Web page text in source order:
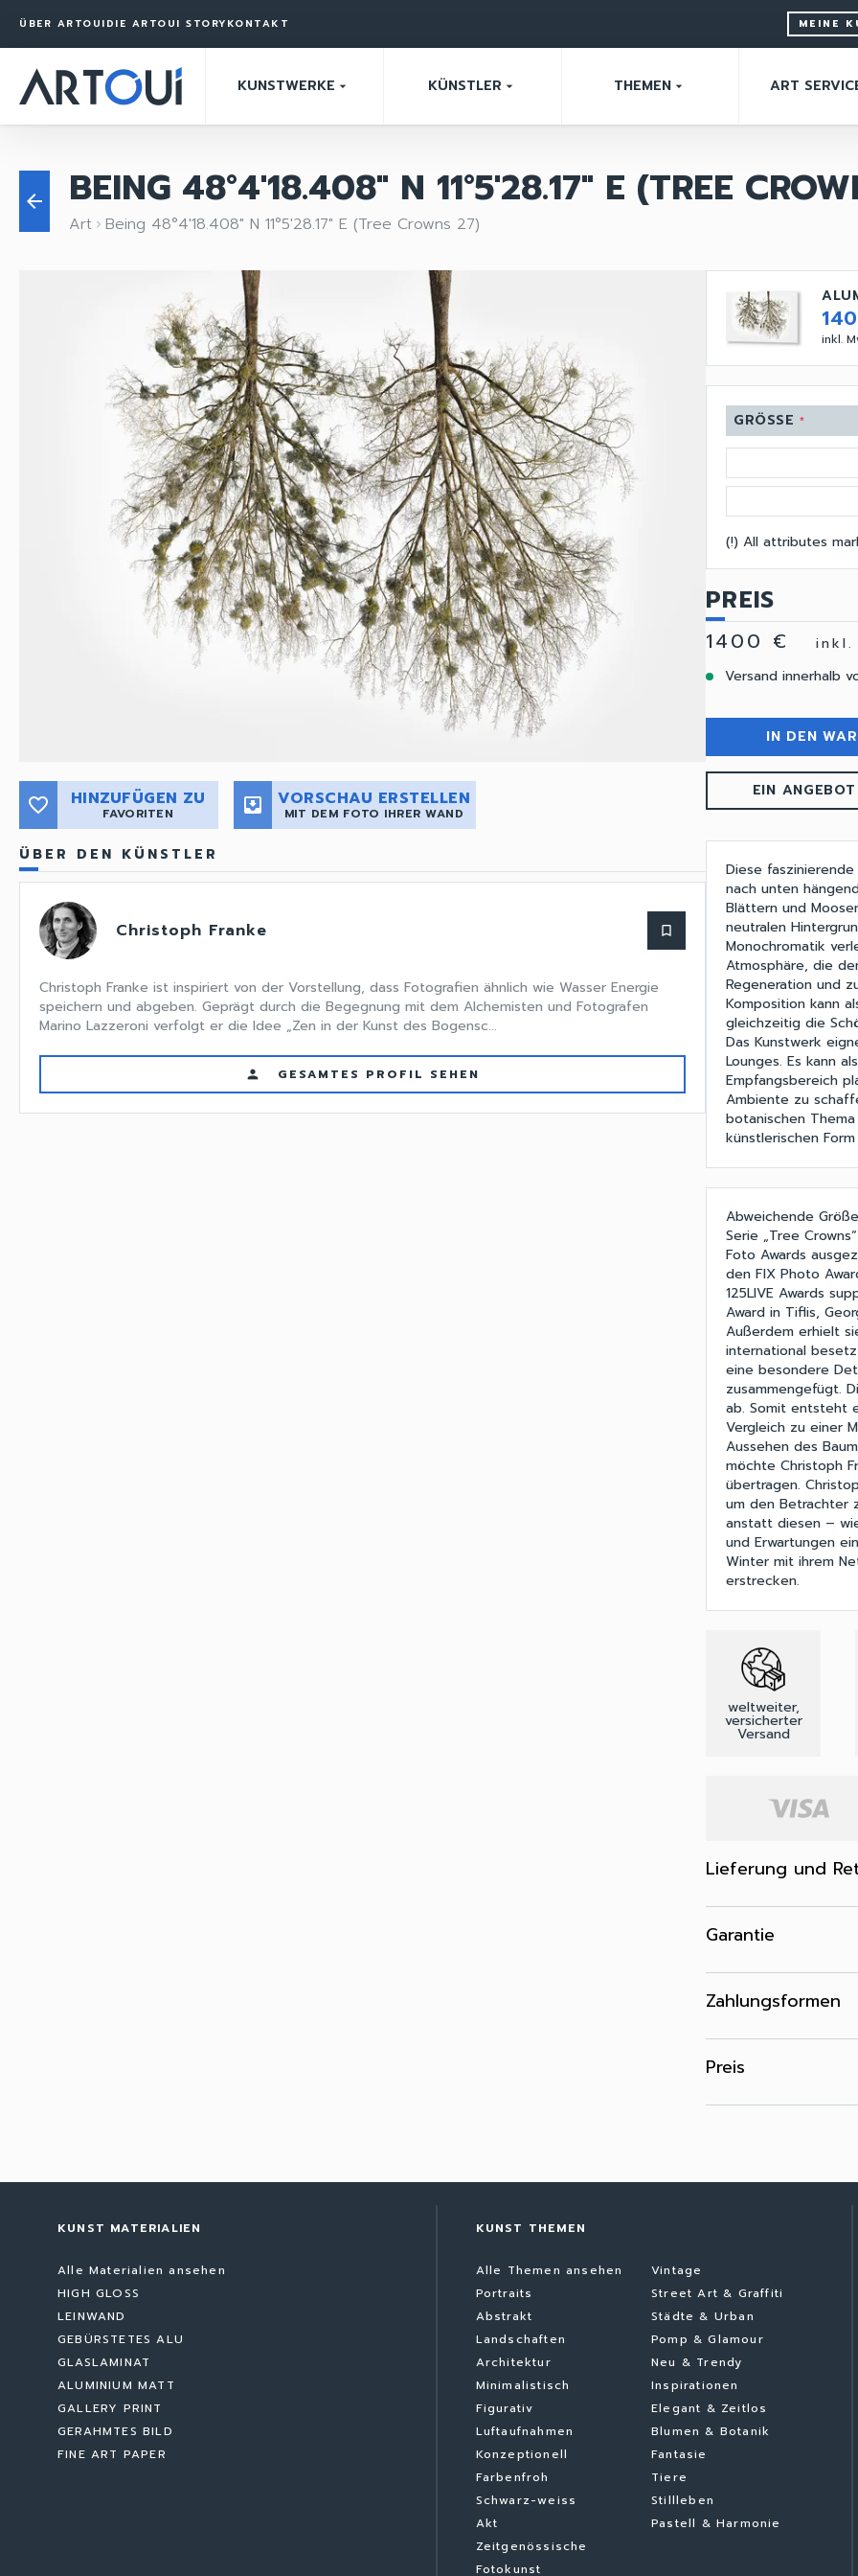
ÜBER ARTOUI DIE ARTOUI STORY KONTAKT MEINE
KUNSTWERKE arrow_drop_down KÜNSTLER arrow_drop_down THEMEN arrow_drop_down ART
arrow_back BEING 48°4'18.408" N 11°5'28.17" E (TREE
Art keyboard_arrow_right Being 48°4'18.408" N 11°5'28.17" E (Tree Crowns 27)
favorite_border HINZUFÜGEN ZU
FAVORITEN move_to_inbox VORSCHAU ERSTELLEN
MIT DEM FOTO IHRER WAND
ÜBER DEN KÜNSTLER
Christoph Franke bookmark_border
Christoph Franke ist inspiriert von der Vorstellung, dass Fotografien ähnlich wie Wasser Energie
speichern und abgeben. Geprägt durch die Begegnung mit dem Alchemisten und Fotografen
Marino Lazzeroni verfolgt er die Idee „Zen in der Kunst des Bogensc...
person GESAMTES PROFIL SEHEN
inkl.
GRÖSSE *
(!) All attributes
PREIS
1400 €
inkl.
Versand innerhalb
IN DEN
EIN
Diese
nach unten
Blättern und
neutralen
Monochromatik
Atmosphäre, die
Regeneration und
Komposition kann
gleichzeitig die
Das Kunstwerk
Lounges. Es kann
Empfangsbereich
Ambiente zu
botanischen
künstlerischen
Abweichende
Serie „Tree
Foto Awards
den FIX Photo
125LIVE Awards
Award in Tiflis,
Außerdem erhielt
international
eine besondere
zusammengefügt.
ab. Somit entsteht
Vergleich zu einer
Aussehen des
möchte Christoph
übertragen.
um den Betrachter
anstatt diesen –
und Erwartungen
Winter mit ihrem
erstrecken.
weltweiter,
versicherter
Versand
Lieferung und
Garantie
Zahlungsformen
Preis
KUNST MATERIALIEN
Alle Materialien ansehen
HIGH GLOSS
LEINWAND
GEBÜRSTETES ALU
GLASLAMINAT
ALUMINIUM MATT
GALLERY PRINT
GERAHMTES BILD
FINE ART PAPER
KUNST THEMEN
Alle Themen ansehen
Portraits
Abstrakt
Landschaften
Architektur
Minimalistisch
Figurativ
Luftaufnahmen
Konzeptionell
Farbenfroh
Schwarz-weiss
Akt
Zeitgenössische
Fotokunst
Vintage
Street Art & Graffiti
Städte & Urban
Pomp & Glamour
Neu & Trendy
Inspirationen
Elegant & Zeitlos
Blumen & Botanik
Fantasie
Tiere
Stillleben
Pastell & Harmonie